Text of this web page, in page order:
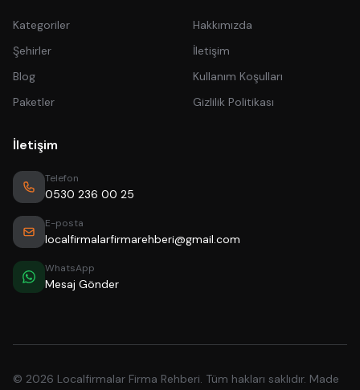
Kategoriler
Şehirler
Blog
Paketler
Hakkımızda
İletişim
Kullanım Koşulları
Gizlilik Politikası
İletişim
Telefon
0530 236 00 25
E-posta
localfirmalarfirmarehberi@gmail.com
WhatsApp
Mesaj Gönder
© 2026 Localfirmalar Firma Rehberi. Tüm hakları saklıdır. Made